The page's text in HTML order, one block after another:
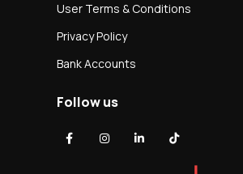
User Terms & Conditions
Privacy Policy
Bank Accounts
Follow us